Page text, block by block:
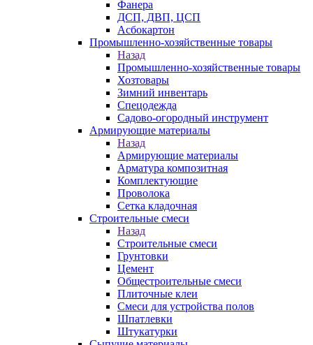
Фанера
ДСП, ДВП, ЦСП
Асбокартон
Промышленно-хозяйственные товары
Назад
Промышленно-хозяйственные товары
Хозтовары
Зимний инвентарь
Спецодежда
Садово-огородный инструмент
Армирующие материалы
Назад
Армирующие материалы
Арматура композитная
Комплектующие
Проволока
Сетка кладочная
Строительные смеси
Назад
Строительные смеси
Грунтовки
Цемент
Общестроительные смеси
Плиточные клеи
Смеси для устройства полов
Шпатлевки
Штукатурки